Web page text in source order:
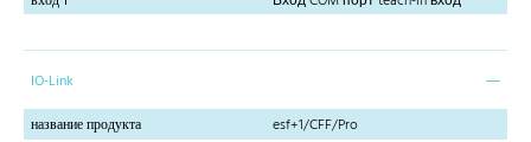
IO-Link
название продукта
esf+1/CFF/Pro